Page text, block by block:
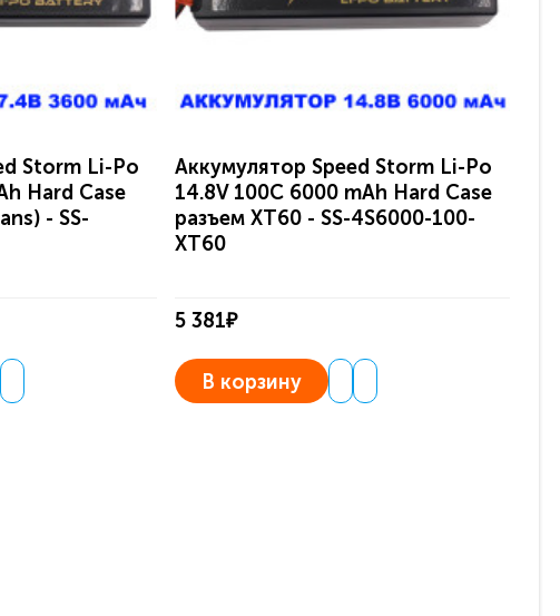
Storm Li-Po
Hard Case
- SS-
Аккумулятор Speed Storm Li-Po
14.8V 100C 6000 mAh Hard Case
разъем XT60 - SS-4S6000-100-
XT60
5 381₽
В корзину